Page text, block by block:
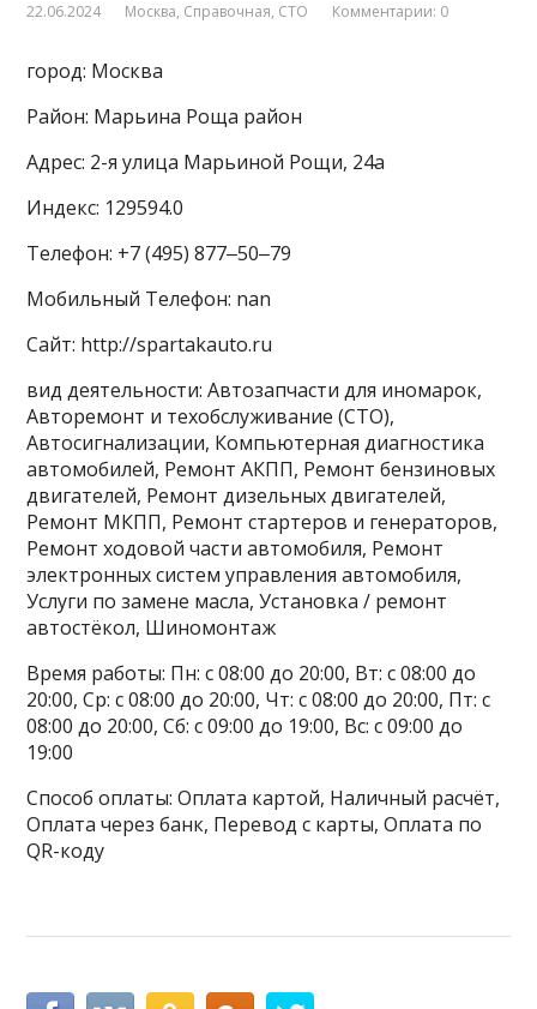
22.06.2024 Москва, Справочная, СТО Комментарии: 0
город: Москва
Район: Марьина Роща район
Адрес: 2-я улица Марьиной Рощи, 24а
Индекс: 129594.0
Телефон: +7 (495) 877‒50‒79
Мобильный Телефон: nan
Сайт: http://spartakauto.ru
вид деятельности: Автозапчасти для иномарок,
Авторемонт и техобслуживание (СТО),
Автосигнализации, Компьютерная диагностика
автомобилей, Ремонт АКПП, Ремонт бензиновых
двигателей, Ремонт дизельных двигателей,
Ремонт МКПП, Ремонт стартеров и генераторов,
Ремонт ходовой части автомобиля, Ремонт
электронных систем управления автомобиля,
Услуги по замене масла, Установка / ремонт
автостёкол, Шиномонтаж
Время работы: Пн: с 08:00 до 20:00, Вт: с 08:00 до
20:00, Ср: с 08:00 до 20:00, Чт: с 08:00 до 20:00, Пт: с
08:00 до 20:00, Сб: с 09:00 до 19:00, Вс: с 09:00 до
19:00
Способ оплаты: Оплата картой, Наличный расчёт,
Оплата через банк, Перевод с карты, Оплата по
QR-коду